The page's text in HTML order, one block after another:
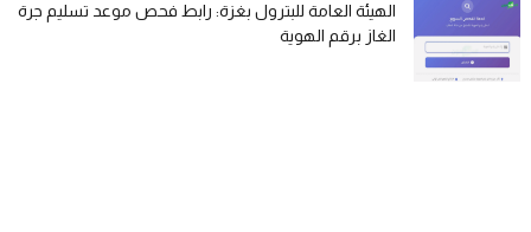
الهيئة العامة للبترول بغزة: رابط فحص موعد تسليم جرة
الغاز برقم الهوية